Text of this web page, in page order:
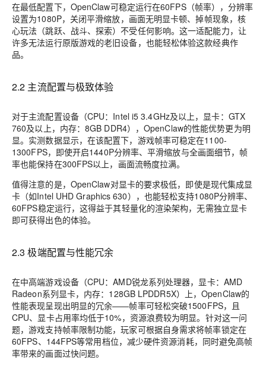
在最低配置下，OpenClaw可稳定运行在60FPS（帧率），分辨率
设置为1080P，关闭平滑缩放，画面无明显卡顿、掉帧现象，核
心玩法（跳跃、战斗、探索）不受任何影响。这一适配能力，让
许多无法运行原版游戏的老旧设备，也能轻松体验这款经典作
品。
2.2 主流配置与极致体验
对于主流配置设备（CPU：Intel i5 3.4GHz及以上，显卡：GTX
760及以上，内存：8GB DDR4），OpenClaw的性能优势更为明
显。实测数据显示，在该配置下，游戏帧率可稳定在1100-
1300FPS，即使开启1440P分辨率、平滑缩放与全画面细节，帧
率也能保持在300FPS以上，画面流畅度拉满。
值得注意的是，OpenClaw对显卡的要求极低，即使是现代集成显
卡（如Intel UHD Graphics 630），也能轻松支持1080P分辨率、
60FPS稳定运行，这得益于其轻量化的渲染架构，无需独立显卡
即可获得出色的体验。
2.3 极端配置与性能冗余
在中高端游戏设备（CPU：AMD锐龙系列处理器，显卡：AMD
Radeon系列显卡，内存：128GB LPDDR5X）上，OpenClaw的
性能表现呈现出明显的冗余——帧率可轻松突破1500FPS，且
CPU、显卡占用率均低于10%，资源浪费较为明显。针对这一问
题，游戏支持帧率限制功能，玩家可根据自身需求将帧率锁定在
60FPS、144FPS等常用档位，减少硬件资源消耗，同时避免高帧
率带来的画面过快问题。